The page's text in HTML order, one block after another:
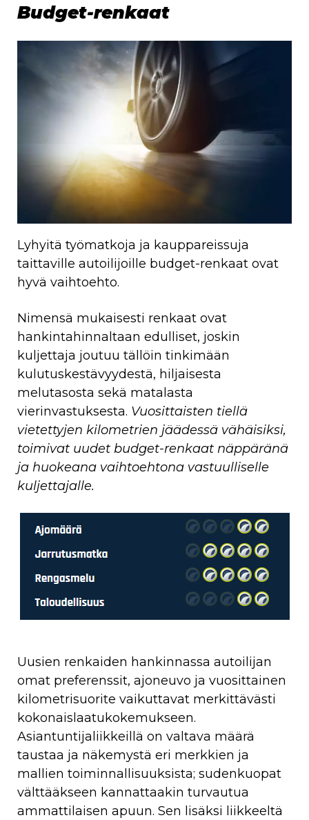
Budget-renkaat
Lyhyitä työmatkoja ja kauppareissuja
taittaville autoilijoille budget-renkaat ovat
hyvä vaihtoehto.
Nimensä mukaisesti renkaat ovat
hankintahinnaltaan edulliset, joskin
kuljettaja joutuu tällöin tinkimään
kulutuskestävyydestä, hiljaisesta
melutasosta sekä matalasta
vierinvastuksesta. Vuosittaisten tiellä
vietettyjen kilometrien jäädessä vähäisiksi,
toimivat uudet budget-renkaat näppäränä
ja huokeana vaihtoehtona vastuulliselle
kuljettajalle.
Uusien renkaiden hankinnassa autoilijan
omat preferenssit, ajoneuvo ja vuosittainen
kilometrisuorite vaikuttavat merkittävästi
kokonaislaatukokemukseen.
Asiantuntijaliikkeillä on valtava määrä
taustaa ja näkemystä eri merkkien ja
mallien toiminnallisuuksista; sudenkuopat
välttääkseen kannattaakin turvautua
ammattilaisen apuun. Sen lisäksi liikkeeltä